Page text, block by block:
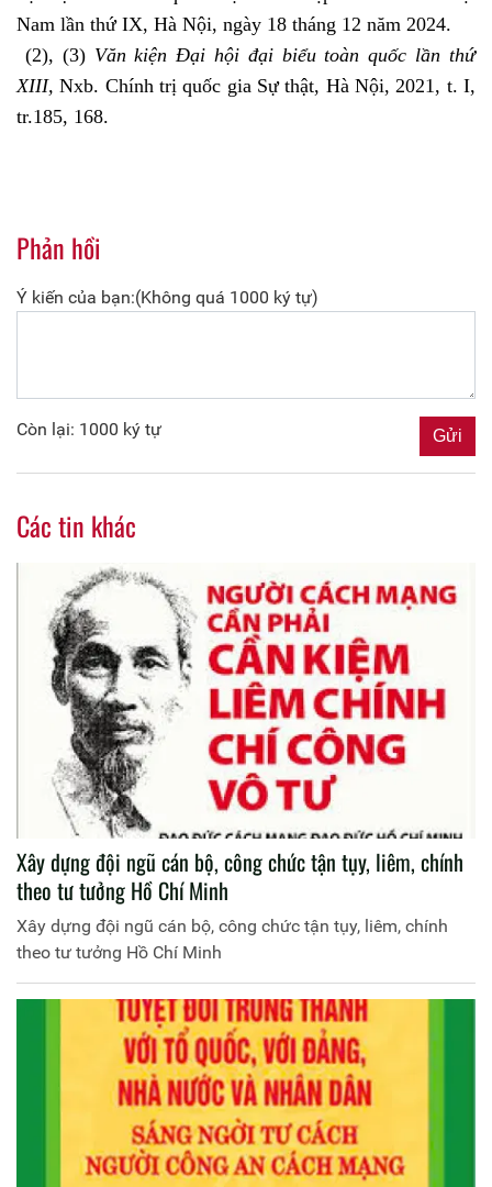
Nam lần thứ IX, Hà Nội, ngày 18 tháng 12 năm 2024.
(2), (3) Văn kiện Đại hội đại biểu toàn quốc lần thứ
XIII,Nxb. Chính trị quốc gia Sự thật, Hà Nội, 2021, t. I,
tr.185, 168.
Phản hồi
Ý kiến của bạn:(Không quá 1000 ký tự)
Còn lại: 1000 ký tự
Các tin khác
Xây dựng đội ngũ cán bộ, công chức tận tụy, liêm, chính
theo tư tưởng Hồ Chí Minh
Xây dựng đội ngũ cán bộ, công chức tận tụy, liêm, chính
theo tư tưởng Hồ Chí Minh